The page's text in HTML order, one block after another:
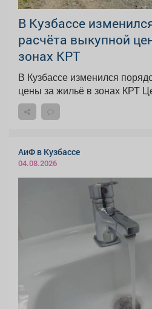
В Кузбассе
расчёта выкупной
зонах КРТ
В Кузбассе изменился
АиФ в Кузбассе
04.08.2026